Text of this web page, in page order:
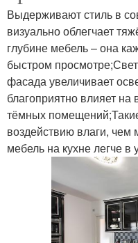
Выдерживают стиль в
визуально облегчает
глубине мебель – она
быстром
фасада увеличивает
благоприятно влияет
тёмных
воздействию влаги,
мебель на кухне легче в